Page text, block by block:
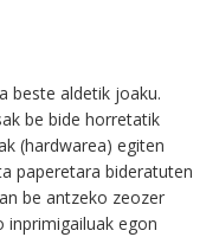
beste aldetik joaku.
be bide horretatik
(hardwarea) egiten
paperetara bideratuten
be antzeko zeozer
inprimigailuak egon